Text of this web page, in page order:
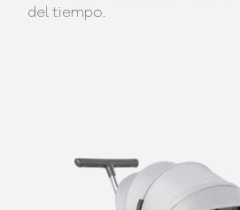
del tiempo.